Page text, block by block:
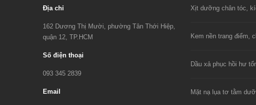
Địa chỉ
162 Dương Thị Mười, phường Tân Thới Hiệp,
quận 12, TP.HCM
Số điện thoại
093 345 2839
Email